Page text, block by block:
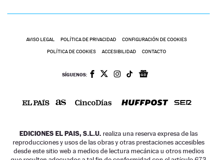
AVISO LEGAL POLÍTICA DE PRIVACIDAD CONFIGURACIÓN DE COOKIES
POLÍTICA DE COOKIES ACCESIBILIDAD CONTACTO
SÍGUENOS:
EDICIONES EL PAIS, S.L.U. realiza una reserva expresa de las
reproducciones y usos de las obras y otras prestaciones accesibles
desde este sitio web a medios de lectura mecánica u otros medios